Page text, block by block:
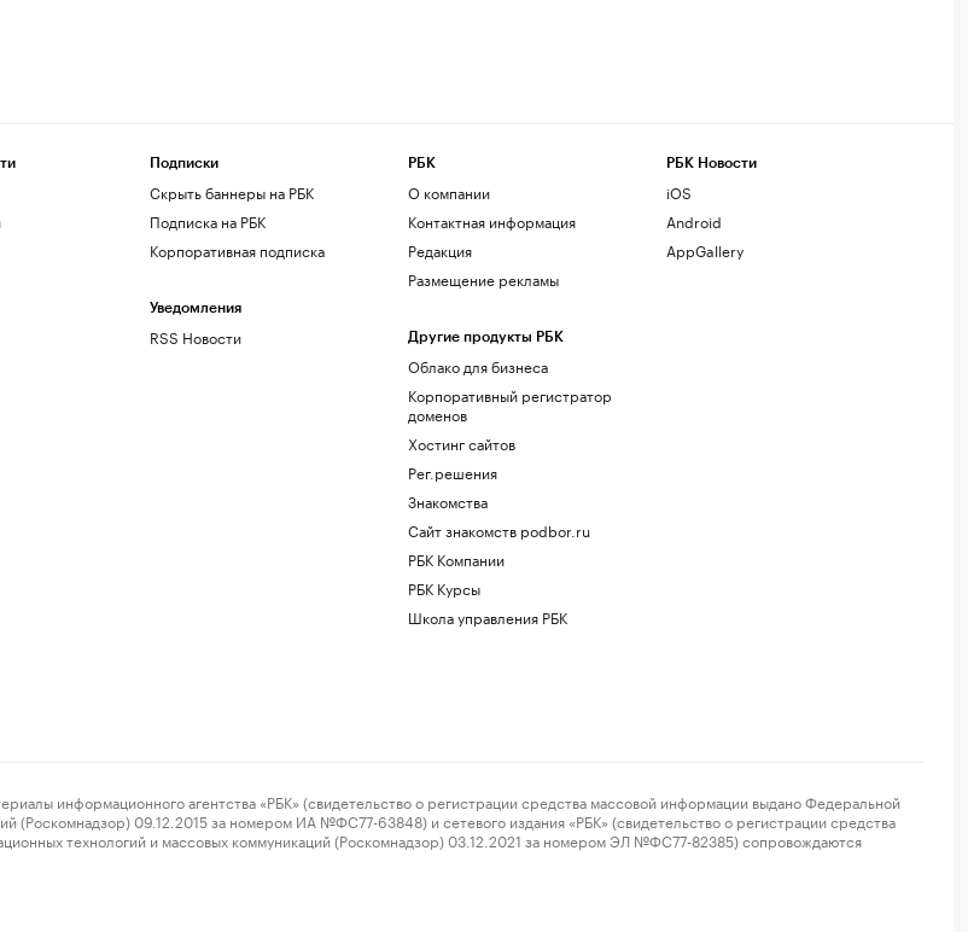
Подписки
Скрыть баннеры на РБК
Подписка на РБК
Корпоративная подписка
Уведомления
RSS Новости
РБК
О компании
Контактная информация
Редакция
Размещение рекламы
Другие продукты РБК
Облако для бизнеса
Корпоративный регистратор
доменов
Хостинг сайтов
Рег.решения
Знакомства
Сайт знакомств podbor.ru
РБК Компании
РБК Курсы
Школа управления РБК
РБК Новости
iOS
Android
AppGallery
агентства «РБК» (свидетельство о регистрации средства массовой информации выдано Федеральной
(Роскомнадзор) 09.12.2015 за номером ИА №ФС77-63848) и сетевого издания «РБК» (свидетельство о регистрации средства
технологий и массовых коммуникаций (Роскомнадзор) 03.12.2021 за номером ЭЛ №ФС77-82385) сопровождаются